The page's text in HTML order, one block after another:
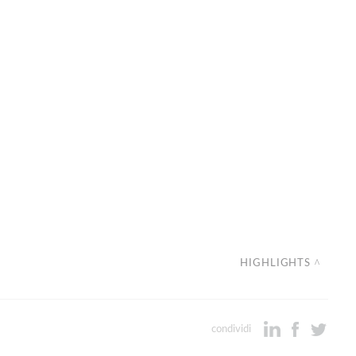
HIGHLIGHTS
condividi